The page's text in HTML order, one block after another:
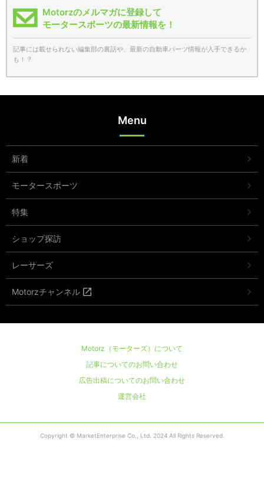
Motorzのメルマガに登録して
モータースポーツの最新情報を！
記事には載せられない編集部の裏話や、最新の自動車パーツ情報が入手できるか
も！？
Menu
新着
モータースポーツ
特集
ショップ探訪
レーサーズ
Motorzチャンネル
Motorz（モーターズ）について
記事についてのお問い合わせ
広告出稿についてのお問い合わせ
運営会社
Copyright © MarketEnterprise Co., Ltd. 2024 All Rights Reserved.